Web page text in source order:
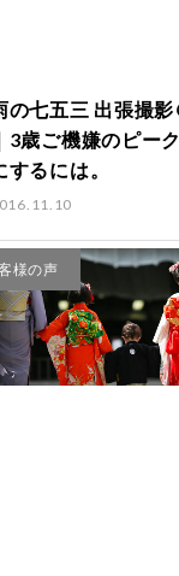
の七五三 出張撮
3歳ご機嫌のピー
するには。
様の声